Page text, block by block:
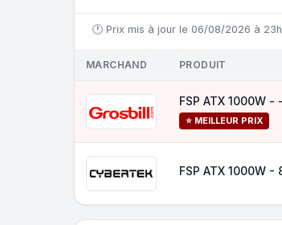
🕐 Prix mis à jour le 06/08/2026 à 23h
MARCHAND PRODUIT
FSP ATX 1000W -
⭐ MEILLEUR PRIX
FSP ATX 1000W